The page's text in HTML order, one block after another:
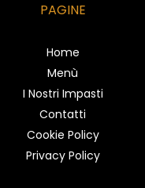
PAGINE
Home
Menù
I Nostri Impasti
Contatti
Cookie Policy
Privacy Policy